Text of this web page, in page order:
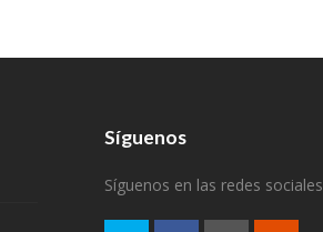
Síguenos
Síguenos en las redes sociales